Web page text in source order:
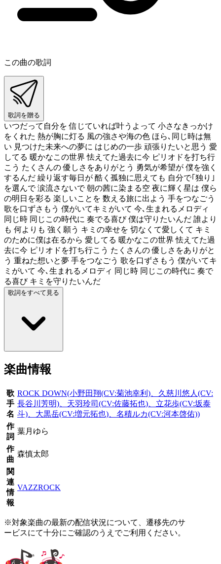
この曲の歌詞
歌詞を贈る
いつだって自分を 信じていれば叶うよって 小さなきっかけ
をくれた 熱が胸に灯る 風の強さや海の色 ほら､同じ時は無
い 見つけた未来への夢に はじめの一歩 頑張りたいと思う 愛
してる 暖かなこの世界 怯えてた過去に今 ピリオドを打ち行
こう たくさんの 優しさをありがとう 勇気が希望が 僕を強く
するんだ 繰り返す毎日が 酷く孤独に思えても 自分で｢独り｣
を選んで 涙流さないで 朝の茜に染まる空 夜に輝く星は 僕ら
の明日を彩る 楽しいことを 数える旅に出よう 手をつなごう
歌を口ずさもう 僕がいてキミがいて 今､生まれるメロディ
同じ時 同じこの時代に 奏でる喜び 僕は守りたいんだ 誰より
も 何よりも 強く願う キミの幸せを 切なくて愛しくて キミ
のために僕は在るから 愛してる 暖かなこの世界 怯えてた過
去に今 ピリオドを打ち行こう たくさんの 優しさをありがと
う 重ねた想いと夢 手をつなごう 歌を口ずさもう 僕がいてキ
ミがいて 今､生まれるメロディ 同じ時 同じこの時代に 奏で
る喜び キミを守りたいんだ
歌詞をすべて見る
楽曲情報
歌
手
名
ROCK DOWN(小野田翔(CV:菊池幸利)、久慈川悠人(CV:
長谷川芳明)、天羽玲司(CV:佐藤拓也)、立花歩(CV:坂泰
斗)、大黒岳(CV:増元拓也)、名積ルカ(CV:河本啓佑))
作
詞
葉月ゆら
作
曲
森慎太郎
関
連
情
報
VAZZROCK
※対象楽曲の最新の配信状況について、遷移先のサ
ービスにて十分にご確認のうえでご利用ください。